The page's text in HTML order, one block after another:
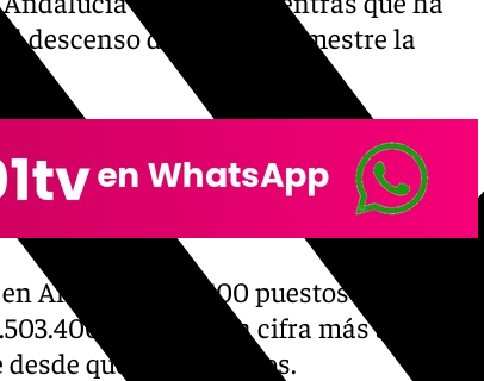
el descenso del último trimestre la
Andalucía 24.500 puestos de trabajo,
personas, la cifra más alta de
que hay registros.